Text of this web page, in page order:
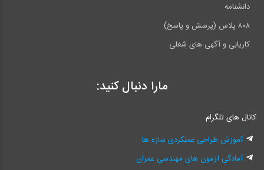
دانشنامه
۸۰۸ پلاس (پرسش و پاسخ)
کاریابی و آگهی های شغلی
مارا دنبال کنید:
کانال های تلگرام
آموزش طراحی عملکردی سازه ها
آمادگی آزمون های مهندسی عمران